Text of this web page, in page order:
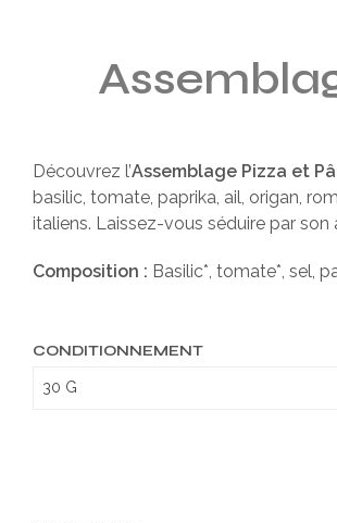
Découvrez l’Assemblage Pizza et
basilic, tomate, paprika, ail, origan,
italiens. Laissez-vous séduire par
Composition : Basilic*, tomate*, sel,
CONDITIONNEMENT